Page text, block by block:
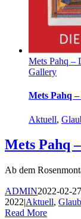
Mets Pahq –
Gallery
Mets Pahq
Aktuell,
Mets Pahq
Ab dem
ADMIN2022-02-
2022|Aktuell,
Read More